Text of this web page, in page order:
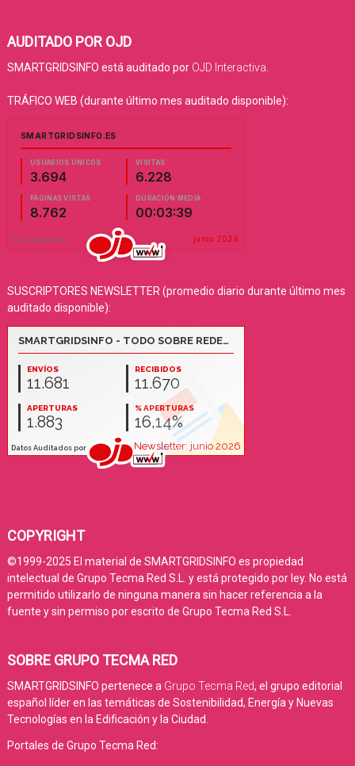
AUDITADO POR OJD
SMARTGRIDSINFO está auditado por OJD Interactiva
TRÁFICO WEB (durante último mes auditado disponible):
SUSCRIPTORES NEWSLETTER (promedio diario durante último mes
auditado disponible):
COPYRIGHT
©1999-2025 El material de SMARTGRIDSINFO es propiedad
intelectual de Grupo Tecma Red S.L. y está protegido por ley. No está
permitido utilizarlo de ninguna manera sin hacer referencia a la
fuente y sin permiso por escrito de Grupo Tecma Red S.L.
SOBRE GRUPO TECMA RED
SMARTGRIDSINFO pertenece a Grupo Tecma Red, el grupo editorial
español líder en las temáticas de Sostenibilidad, Energía y Nuevas
Tecnologías en la Edificación y la Ciudad.
Portales de Grupo Tecma Red: